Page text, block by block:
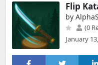
Flip
by
(0
January